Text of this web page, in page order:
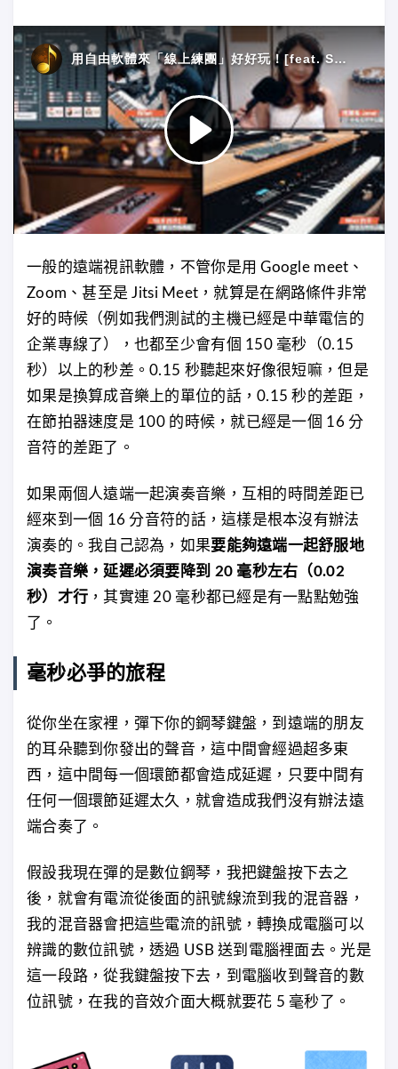
一般的遠端視訊軟體，不管你是用 Google meet、
Zoom、甚至是 Jitsi Meet，就算是在網路條件非常
好的時候（例如我們測試的主機已經是中華電信的
企業專線了），也都至少會有個 150 毫秒（0.15
秒）以上的秒差。0.15 秒聽起來好像很短嘛，但是
如果是換算成音樂上的單位的話，0.15 秒的差距，
在節拍器速度是 100 的時候，就已經是一個 16 分
音符的差距了。
如果兩個人遠端一起演奏音樂，互相的時間差距已
經來到一個 16 分音符的話，這樣是根本沒有辦法
演奏的。我自己認為，如果要能夠遠端一起舒服地
演奏音樂，延遲必須要降到 20 毫秒左右（0.02
秒）才行 ，其實連 20 毫秒都已經是有一點點勉強
了。
毫秒必爭的旅程
從你坐在家裡，彈下你的鋼琴鍵盤，到遠端的朋友
的耳朵聽到你發出的聲音，這中間會經過超多東
西，這中間每一個環節都會造成延遲，只要中間有
任何一個環節延遲太久，就會造成我們沒有辦法遠
端合奏了。
假設我現在彈的是數位鋼琴，我把鍵盤按下去之
後，就會有電流從後面的訊號線流到我的混音器，
我的混音器會把這些電流的訊號，轉換成電腦可以
辨識的數位訊號，透過 USB 送到電腦裡面去。光是
這一段路，從我鍵盤按下去，到電腦收到聲音的數
位訊號，在我的音效介面大概就要花 5 毫秒了。